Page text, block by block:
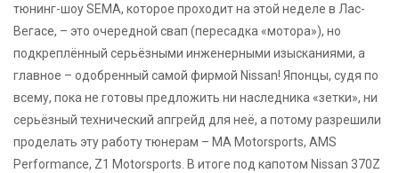
тюнинг-шоу SEMA, которое проходит на этой неделе в Лас-
Вегасе, – это очередной свап (пересадка «мотора»), но
подкреплённый серьёзными инженерными изысканиями, а
главное – одобренный самой фирмой Nissan! Японцы, судя по
всему, пока не готовы предложить ни наследника «зетки», ни
серьёзный технический апгрейд для неё, а потому разрешили
проделать эту работу тюнерам – MA Motorsports, AMS
Performance, Z1 Motorsports. В итоге под капотом Nissan 370Z